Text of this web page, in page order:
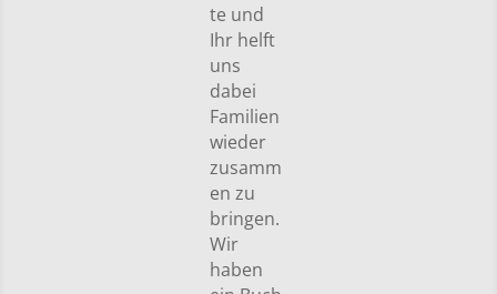
te und
Ihr helft
uns
dabei
Familien
wieder
zusamm
en zu
bringen.
Wir
haben